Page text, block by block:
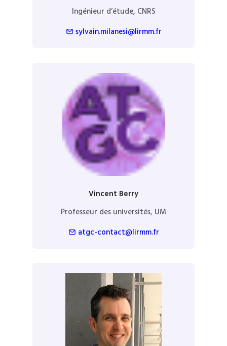
Ingénieur d’étude, CNRS
sylvain.milanesi@lirmm.fr
Vincent Berry
Professeur des universités, UM
atgc-contact@lirmm.fr